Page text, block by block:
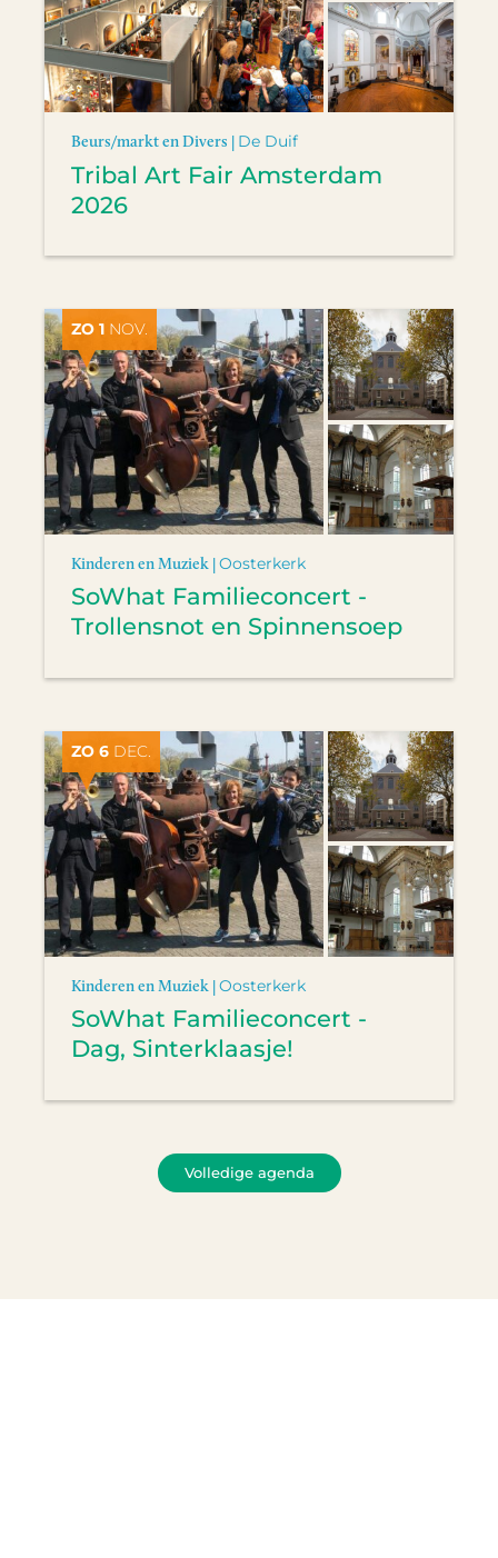
Beurs/markt en Divers | De Duif
Tribal Art Fair Amsterdam
2026
ZO 1 NOV.
Kinderen en Muziek |Oosterkerk
SoWhat Familieconcert -
Trollensnot en Spinnensoep
ZO 6 DEC.
Kinderen en Muziek |Oosterkerk
SoWhat Familieconcert -
Dag, Sinterklaasje!
Volledige agenda